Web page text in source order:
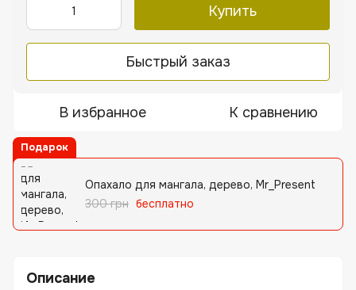
Купить
Быстрый заказ
В избранное К сравнению
Подарок
Опахало для мангала, дерево, Mr_Present
300 грн бесплатно
Описание